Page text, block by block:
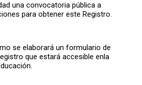
una convocatoria pública a
para obtener este Registro.
se elaborará un formulario de
que estará accesible enla